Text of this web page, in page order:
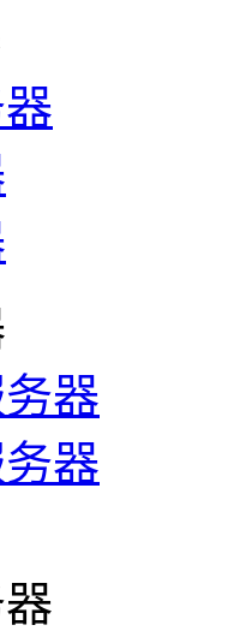
器
器